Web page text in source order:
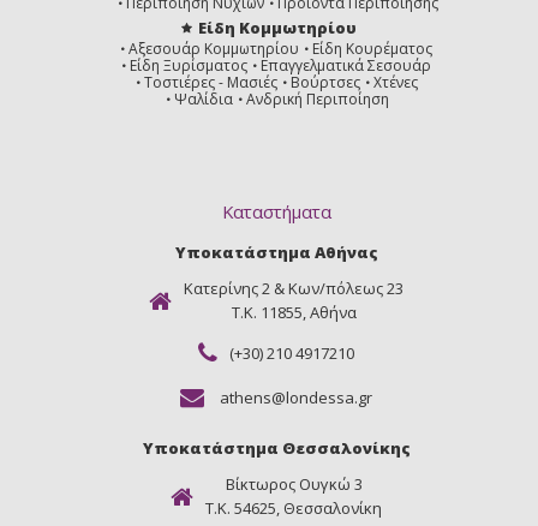
Είδη Κομμωτηρίου
Αξεσουάρ Κομμωτηρίου
Είδη Κουρέματος
Είδη Ξυρίσματος
Επαγγελματικά Σεσουάρ
Τοστιέρες - Μασιές
Βούρτσες
Χτένες
Ψαλίδια
Ανδρική Περιποίηση
Καταστήματα
Υποκατάστημα Αθήνας
Κατερίνης 2 & Κων/πόλεως 23
Τ.Κ. 11855, Αθήνα
(+30) 210 4917210
athens@londessa.gr
Υποκατάστημα Θεσσαλονίκης
Βίκτωρος Ουγκώ 3
Τ.Κ. 54625, Θεσσαλονίκη